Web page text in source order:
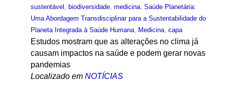
sustentável , biodiversidade, medicina, Saúde Planetária:
Uma Abordagem Transdisciplinar para a Sustentabilidade do
Planeta Integrada à Saúde Humana, Medicina, capa
Estudos mostram que as alterações no clima já
causam impactos na saúde e podem gerar novas
pandemias
Localizado em NOTÍCIAS